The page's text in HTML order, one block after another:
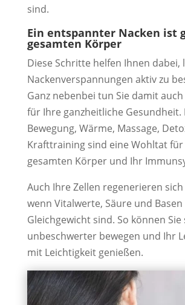
sind.
Ein entspannter Nacken ist
gesamten Körper
Diese Schritte helfen Ihnen dabei,
Nackenverspannungen aktiv zu
Ganz nebenbei tun Sie damit
für Ihre ganzheitliche Gesundheit.
Bewegung, Wärme, Massage,
Krafttraining sind eine Wohltat
gesamten Körper und Ihr
Auch Ihre Zellen regenerieren
wenn Vitalwerte, Säure und Basen
Gleichgewicht sind. So können Sie
unbeschwerter bewegen und Ihr
mit Leichtigkeit genießen.
Weitere Interessante Infos: